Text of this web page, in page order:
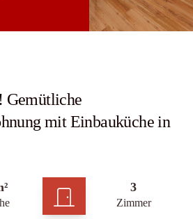
mit Einbauküche in
3
Zimmer